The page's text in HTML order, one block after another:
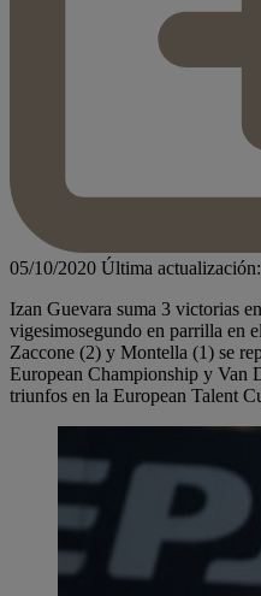
05/10/2020 Última
Izan Guevara suma 3 victorias
vigesimosegundo en parrilla en
Zaccone (2) y Montella (1) se
European Championship y Van
triunfos en la European Talent